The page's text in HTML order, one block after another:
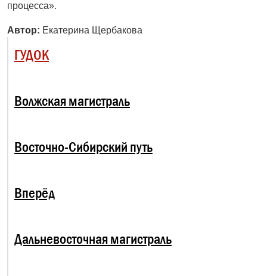
процесса».
Автор: Екатерина Щербакова
ГУДОК
Волжская магистраль
Восточно-Сибирский путь
Вперёд
Дальневосточная магистраль